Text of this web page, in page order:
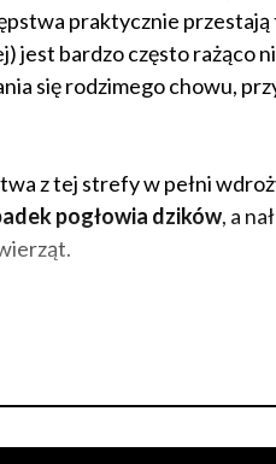
praktycznie
bardzo często rażąco
się rodzimego chowu,
z tej strefy w pełni
pogłowia dzików, a